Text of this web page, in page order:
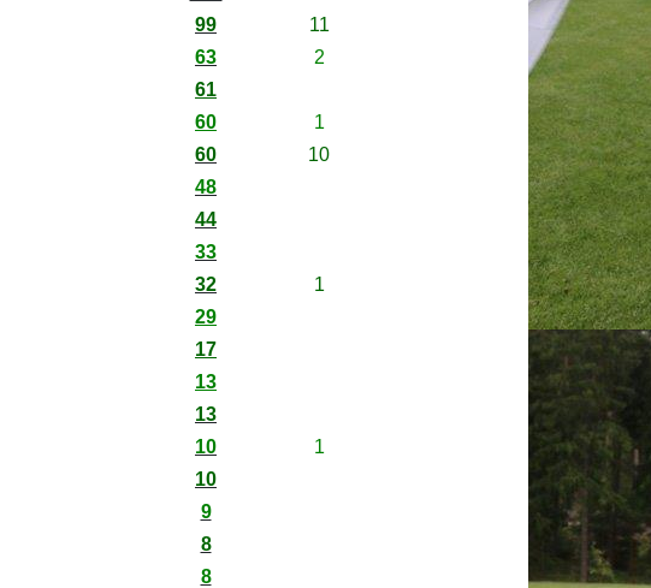
99
11
63
2
61
60
1
60
10
48
44
33
32
1
29
17
13
13
10
1
10
9
8
8